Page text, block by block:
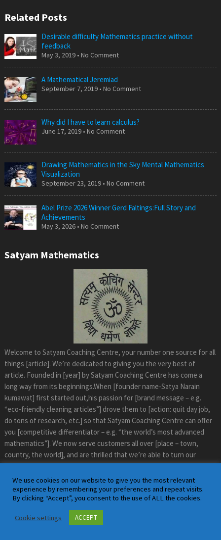
Related Posts
Desirable difficulty Mathematics practice without
feedback
May 3, 2019 • No Comment
A Mathematical Jeremiad
September 7, 2019 • No Comment
Why did I have to learn calculus?
June 17, 2019 • No Comment
Drawing Mathematics in the Sky Mental Mathematics
Visualization
September 23, 2019 • No Comment
Abel Prize 2026 Winner Gerd Faltings:Full Story and
Achievements
May 3, 2026 • No Comment
Satyam Mathematics
Welcome to Satyam Coaching Centre, your number one source for all
things [article]. We’re dedicated to giving you the very best of
article. Founded in [year] by Satyam Coaching Centre has come a
long way from its beginnings.When [founder name-Satya Narain
kumawat] first started out,his passion for [brand message – e.g.
“eco-friendly cleaning articles”] drove them to [action: quit day job,
do tons of research, etc.] so that Satyam Coaching Centre can offer
you [competitive differentiator – e.g. “the world’s most advanced
mathematics”]. We now serve customers all over [place – town,
country, the world], and are thrilled that we’re able to turn our
passion into [my/our] own website. [I/we] hope you enjoy [my/our]
products as much as [I/we] enjoy offering them to you. If you have
any questions or comments, please don’t hesitate to contact
[me/us].
Satyam Mathematics
We use cookies on our website to give you the most relevant
experience by remembering your preferences and repeat visits.
By clicking “Accept”, you consent to the use of ALL the cookies.
Cookie settings ACCEPT